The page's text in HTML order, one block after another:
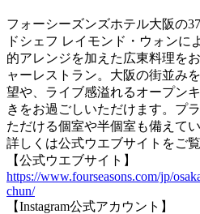
フォーシーズンズホテル大阪の
ドシェフ レイモンド・ウォンに
的アレンジを加えた広東料理を
ャーレストラン。大阪の街並み
望や、ライブ感溢れるオープン
きをお過ごしいただけます。プ
ただける個室や半個室も備えてい
詳しくは公式ウエブサイトをご覧
【公式ウエブサイト】
https://www.fourseasons.com/jp/
chun/
【Instagram公式アカウント】